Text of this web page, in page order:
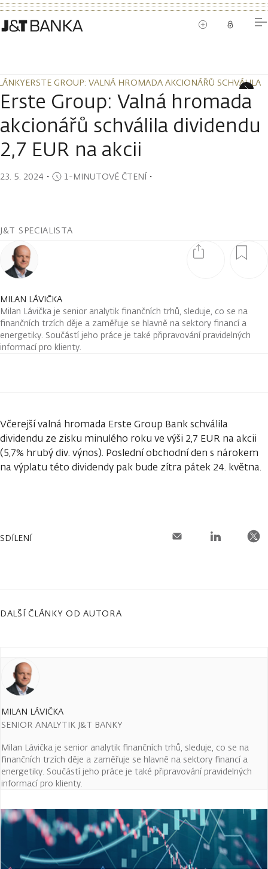
ERSTE GROUP: VALNÁ HROMADA AKCIONÁŘŮ SCHVÁLILA
ERSTE GROUP: VALNÁ HROMADA AKCIONÁŘŮ SCHVÁLILA
Erste Group: Valná hromada
akcionářů schválila dividendu
2,7 EUR na akcii
23. 5. 2024 ・ 1-MINUTOVÉ ČTENÍ・
J&T SPECIALISTA
MILAN LÁVIČKA
Milan Lávička je senior analytik finančních trhů, sleduje, co se na
finančních trzích děje a zaměřuje se hlavně na sektory financí a
energetiky. Součástí jeho práce je také připravování pravidelných
informací pro klienty.
Včerejší valná hromada Erste Group Bank schválila
dividendu ze zisku minulého roku ve výši 2,7 EUR na akcii
(5,7% hrubý div. výnos). Poslední obchodní den s nárokem
na výplatu této dividendy pak bude zítra pátek 24. května.
SDÍLENÍ
DALŠÍ ČLÁNKY OD AUTORA
MILAN LÁVIČKA
SENIOR ANALYTIK J&T BANKY
Milan Lávička je senior analytik finančních trhů, sleduje, co se na
finančních trzích děje a zaměřuje se hlavně na sektory financí a
energetiky. Součástí jeho práce je také připravování pravidelných
informací pro klienty.